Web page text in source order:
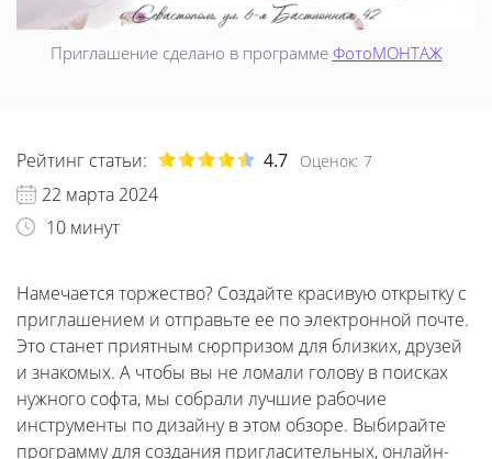
Приглашение сделано в программе ФотоМОНТАЖ
Рейтинг статьи: 4.7 Оценок: 7
22 марта 2024
10 минут
Намечается торжество? Создайте красивую открытку с
приглашением и отправьте ее по электронной почте.
Это станет приятным сюрпризом для близких, друзей
и знакомых. А чтобы вы не ломали голову в поисках
нужного софта, мы собрали лучшие рабочие
инструменты по дизайну в этом обзоре. Выбирайте
программу для создания пригласительных, онлайн-